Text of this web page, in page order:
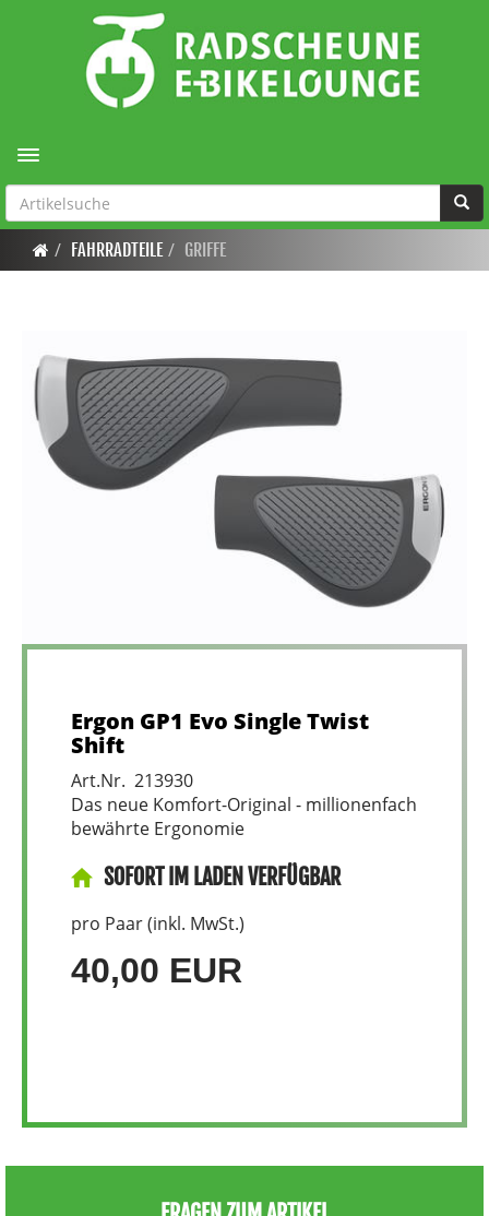
Toggle navigation
FAHRRADTEILE GRIFFE
Ergon GP1 Evo Single Twist
Shift
Art.Nr. 213930
Das neue Komfort-Original - millionenfach
bewährte Ergonomie
SOFORT IM LADEN VERFÜGBAR
pro Paar (inkl. MwSt.)
40,00 EUR